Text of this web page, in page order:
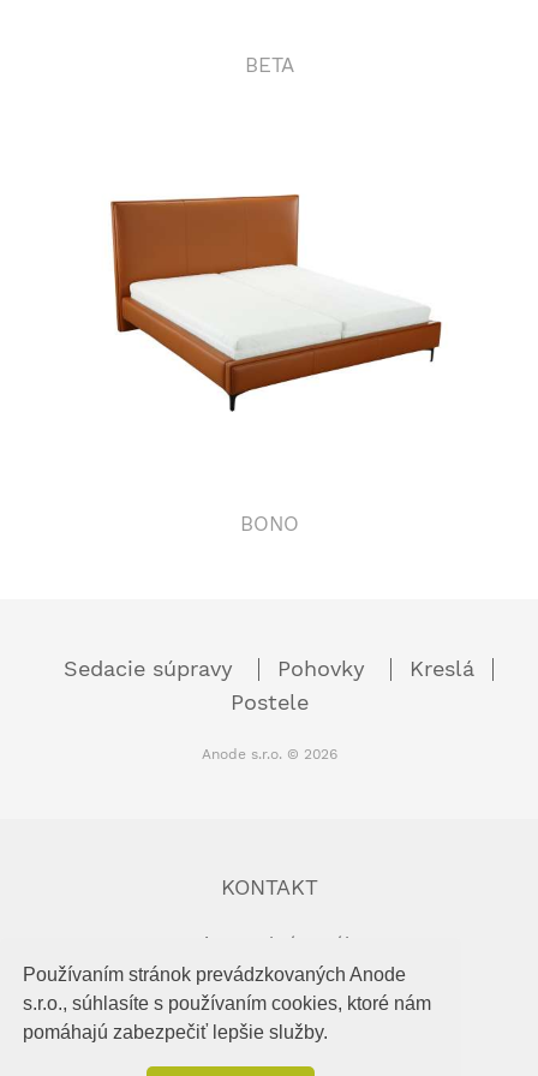
Používaním stránok prevádzkovaných Anode
s.r.o., súhlasíte s používaním cookies, ktoré nám
pomáhajú zabezpečiť lepšie služby.
BETA
BONO
Sedacie súpravy Pohovky
Kreslá
Postele
Anode s.r.o. © 2026
KONTAKT
Priemyselný areál,
906 15 Priepasné,
Slovenská republika
Email:odbyt@anode.sk